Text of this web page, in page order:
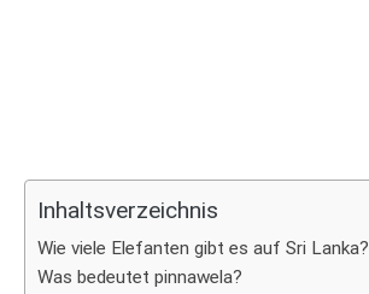
Inhaltsverzeichnis
Wie viele Elefanten gibt es auf Sri Lanka?
Was bedeutet pinnawela?